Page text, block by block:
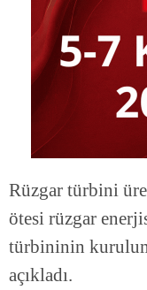
Rüzgar türbini
ötesi rüzgar
türbininin
açıkladı.